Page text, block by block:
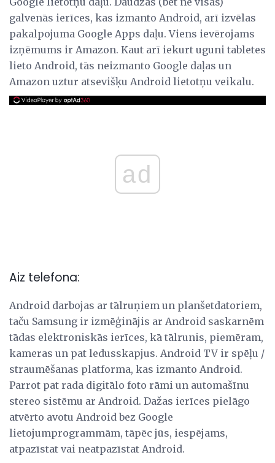
galvenās ierīces, kas izmanto Android, arī izvēlas
pakalpojuma Google Apps daļu. Viens ievērojams
izņēmums ir Amazon. Kaut arī iekurt uguni tabletes
lieto Android, tās neizmanto Google daļas un
Amazon uztur atsevišķu Android lietotņu veikalu.
ad
Aiz telefona:
Android darbojas ar tālruņiem un planšetdatoriem,
taču Samsung ir izmēģinājis ar Android saskarnēm
tādas elektroniskās ierīces, kā tālrunis, piemēram,
kameras un pat ledusskapjus. Android TV ir spēļu /
straumēšanas platforma, kas izmanto Android.
Parrot pat rada digitālo foto rāmi un automašīnu
stereo sistēmu ar Android. Dažas ierīces pielāgo
atvērto avotu Android bez Google
lietojumprogrammām, tāpēc jūs, iespējams,
atpazīstat vai neatpazīstat Android.